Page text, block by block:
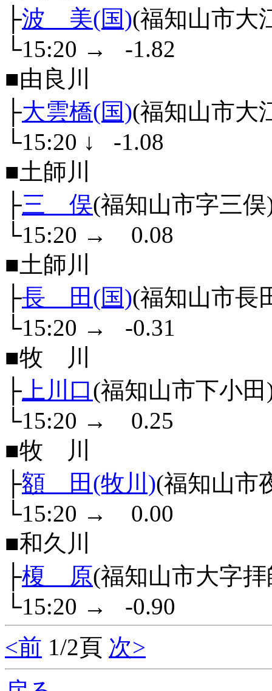
├波 美(国)(福知山市大
└15:20 →
-1.82
■由良川
├大雲橋(国)(福知山市大
└15:20 ↓
-1.08
■土師川
├三 俣(福知山市字三俣
└15:20 →
0.08
■土師川
├長 田(国)(福知山市長
└15:20 →
-0.31
■牧 川
├ 上川口(福知山市下小田
└15:20 →
0.25
■牧 川
├額 田(牧川)(福知山市
└15:20 →
0.00
■和久川
├榎 原(福知山市大字
└15:20 →
-0.90
<前 1/2頁 次>